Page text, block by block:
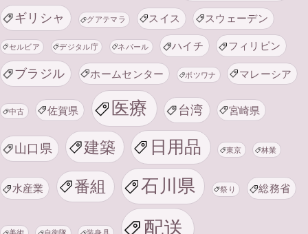
ギリシャ グアテマラ スイス スウェーデン
セルビア デジタル庁 ネパール ハイチ フィリピン
ブラジル ホームセンター ボツワナ マレーシア
中古 佐賀県 医療 台湾 宮崎県
山口県 建築 日用品 東京 林業
水産業 番組 石川県 祭り 総務省
配送